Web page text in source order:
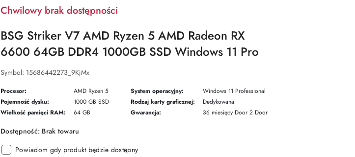
Chwilowy brak dostępności
BSG Striker V7 AMD Ryzen 5 AMD Radeon RX
6600 64GB DDR4 1000GB SSD Windows 11 Pro
Symbol: 15686442273_9KjMx
Procesor: AMD Ryzen 5 System operacyjny:
Windows 11 Professional
Pojemność dysku:
1000 GB SSD Rodzaj karty graficznej:
Dedykowana
Wielkość pamięci RAM:
64 GB Gwarancja: 36 miesięcy Door 2 Door
Dostępność: Brak towaru
Powiadom gdy produkt będzie dostępny